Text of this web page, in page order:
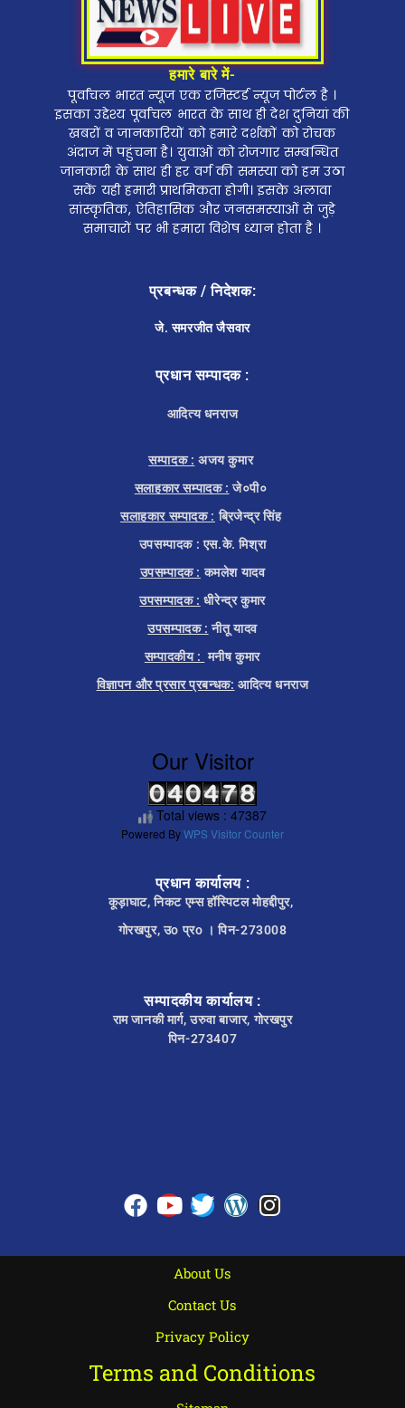
हमारे बारे में-
पूर्वांचल भारत न्यूज एक रजिस्टर्ड न्यूज पोर्टल है ।
इसका उद्देश्य पूर्वांचल भारत के साथ ही देश दुनियां की
खबरों व जानकारियों को हमारे दर्शकों को रोचक
अंदाज में पहुंचना है। युवाओं को रोजगार सम्बन्धित
जानकारी के साथ ही हर वर्ग की समस्या को हम उठा
सकें यही हमारी प्राथमिकता होगी। इसके अलावा
सांस्कृतिक, ऐतिहासिक और जनसमस्याओं से जुड़े
समाचारों पर भी हमारा विशेष ध्यान होता है ।
प्रबन्धक / निदेशक:
जे. समरजीत जैसवार
प्रधान सम्पादक :
आदित्य धनराज
सम्पादक : अजय कुमार
सलाहकार सम्पादक : जे०पी०
सलाहकार सम्पादक : ब्रिजेन्द्र सिंह
उपसम्पादक : एस.के. मिश्रा
उपसम्पादक : कमलेश यादव
उपसम्पादक : धीरेन्द्र कुमार
उपसम्पादक : नीतू यादव
सम्पादकीय : मनीष कुमार
विज्ञापन और प्रसार प्रबन्धक: आदित्य धनराज
Our Visitor
Total views : 47387
Powered ByWPS Visitor Counter
प्रधान कार्यालय :
कूड़ाघाट, निकट एम्स हॉस्पिटल मोहद्दीपुर,
गोरखपुर, उo प्रo । पिन-273008
सम्पादकीय कार्यालय :
राम जानकी मार्ग, उरुवा बाजार, गोरखपुर
पिन-273407
About Us
Contact Us
Privacy Policy
Terms and Conditions